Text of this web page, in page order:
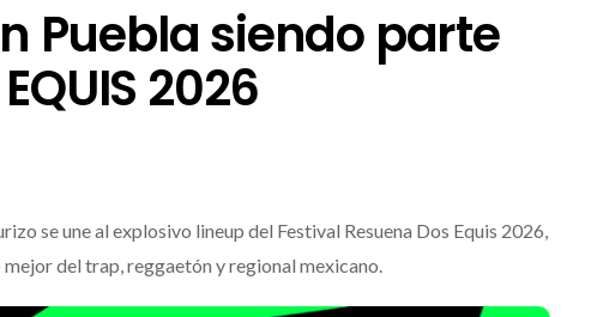
Puebla siendo parte
2026
se une al explosivo lineup del Festival Resuena Dos Equis 2026,
del trap, reggaetón y regional mexicano.